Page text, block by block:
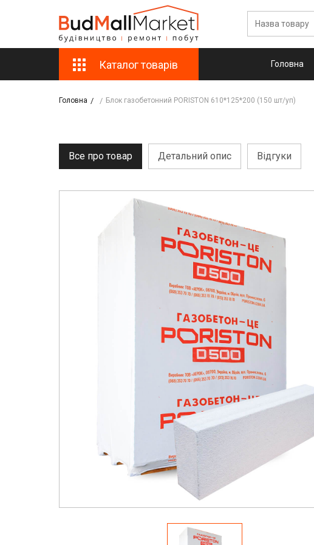
Каталог товарів Головна
Головна Блок газобетонний PORISTON 610*125*200 (150 шт/уп)
Все про товар Детальний опис Відгуки